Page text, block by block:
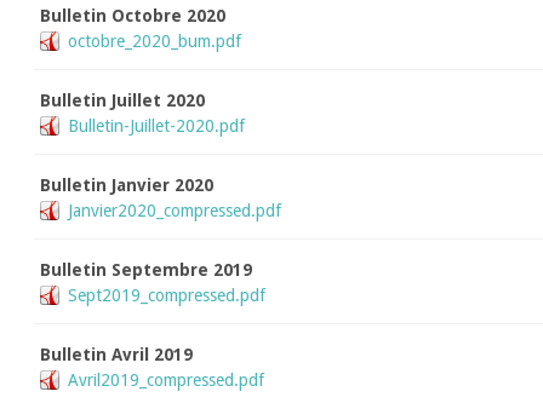
Bulletin Octobre 2020
octobre_2020_bum.pdf
Bulletin Juillet 2020
Bulletin-Juillet-2020.pdf
Bulletin Janvier 2020
Janvier2020_compressed.pdf
Bulletin Septembre 2019
Sept2019_compressed.pdf
Bulletin Avril 2019
Avril2019_compressed.pdf